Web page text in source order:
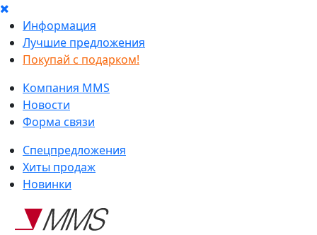
Информация
Лучшие предложения
Покупай с подарком!
Компания MMS
Новости
Форма связи
Спецпредложения
Хиты продаж
Новинки